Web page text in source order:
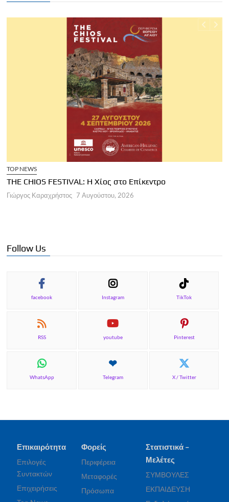
TOP NEWS
THE CHIOS FESTIVAL: Η Χίος στο Επίκεντρο
Γιώργος Καραχρήστος 7 Αυγούστου, 2026
Follow Us
facebook Instagram TikTok
RSS youtube Pinterest
WhatsApp Telegram X / Twitter
Επικαιρότητα
Επιλογές
Συντακτών
Επιχειρήσεις
Φορείς
Περιφέρεια
Μεταφορές
Πρόσωπα
Στατιστικά –
Μελέτες
ΣΥΜΒΟΥΛΕΣ
ΕΚΠΑΙΔΕΥΣΗ